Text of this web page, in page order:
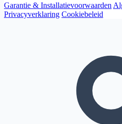
Garantie & Installatievoorwaarden
Privacyverklaring Cookiebeleid